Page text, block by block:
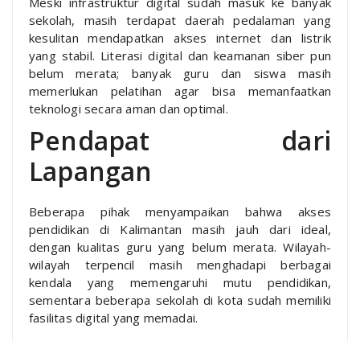
sekolah, masih terdapat daerah pedalaman yang
kesulitan mendapatkan akses internet dan listrik
yang stabil. Literasi digital dan keamanan siber pun
belum merata; banyak guru dan siswa masih
memerlukan pelatihan agar bisa memanfaatkan
teknologi secara aman dan optimal.
Pendapat dari
Lapangan
Beberapa pihak menyampaikan bahwa akses
pendidikan di Kalimantan masih jauh dari ideal,
dengan kualitas guru yang belum merata. Wilayah-
wilayah terpencil masih menghadapi berbagai
kendala yang memengaruhi mutu pendidikan,
sementara beberapa sekolah di kota sudah memiliki
fasilitas digital yang memadai.